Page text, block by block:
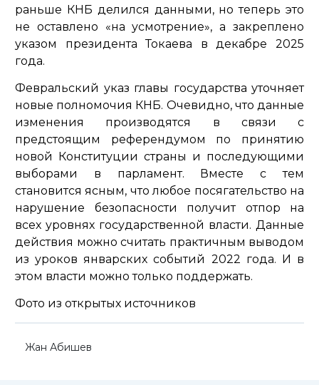
раньше КНБ делился данными, но теперь это
не оставлено «на усмотрение», а закреплено
указом президента Токаева в декабре 2025
года.
Февральский указ главы государства уточняет
новые полномочия КНБ. Очевидно, что данные
изменения производятся в связи с
предстоящим референдумом по принятию
новой Конституции страны и последующими
выборами в парламент. Вместе с тем
становится ясным, что любое посягательство на
нарушение безопасности получит отпор на
всех уровнях государственной власти. Данные
действия можно считать практичным выводом
из уроков январских событий 2022 года. И в
этом власти можно только поддержать.
Фото из открытых источников
Жан Абишев